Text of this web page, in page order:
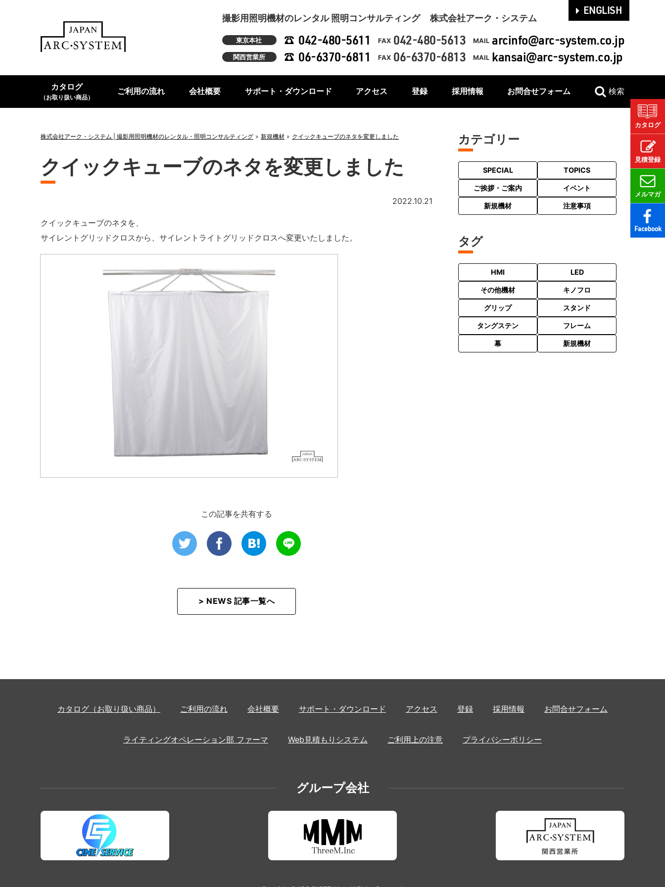
撮影用照明機材のレンタル 照明コンサルティング 株式会社アーク・システム
東京本社 042-480-5611 FAX 042-480-5613 MAIL arcinfo@arc-system.co.jp
関西営業所 06-6370-6811 FAX 06-6370-6813 MAIL kansai@arc-system.co.jp
ENGLISH
カタログ
（お取り扱い商品）
ご利用の流れ 会社概要 サポート・ダウンロード アクセス 登録 採用情報 お問合せフォーム 検索
カタログ
見積登録
メルマガ
Facebook
株式会社アーク・システム | 撮影用照明機材のレンタル・照明コンサルティング 新規機材 クイックキューブのネタを変更しました
クイックキューブのネタを変更しました
2022.10.21
クイックキューブのネタを、
サイレントグリッドクロスから、サイレントライトグリッドクロスへ変更いたしました。
この記事を共有する
> NEWS 記事一覧へ
カテゴリー
SPECIAL TOPICS
ご挨拶・ご案内 イベント
新規機材 注意事項
タグ
HMI LED
その他機材 キノフロ
グリップ スタンド
タングステン フレーム
幕 新規機材
カタログ（お取り扱い商品） ご利用の流れ 会社概要 サポート・ダウンロード アクセス 登録 採用情報 お問合せフォーム
ライティングオペレーション部 ファーマ Web見積もりシステム ご利用上の注意 プライバシーポリシー
グループ会社